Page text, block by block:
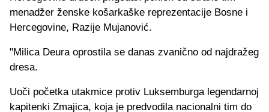
menadžer ženske košarkaške reprezentacije Bosne i
Hercegovine, Razije Mujanović.
"Milica Deura oprostila se danas zvanično od najdražeg
dresa.
Uoči početka utakmice protiv Luksemburga legendarnoj
kapitenki Zmajica, koja je predvodila nacionalni tim do